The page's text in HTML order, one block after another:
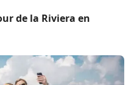
de la Riviera en